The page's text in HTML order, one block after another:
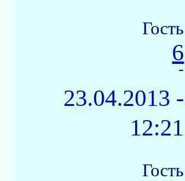
Гость
6
-
23.04.2013 -
12:21
Гость